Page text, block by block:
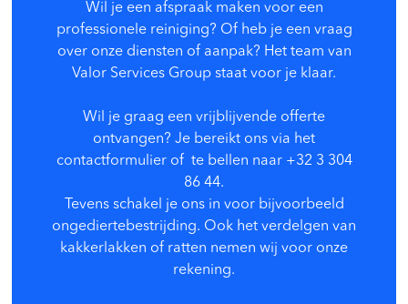
Wil je een afspraak maken voor een
professionele reiniging? Of heb je een vraag
over onze diensten of aanpak? Het team van
Valor Services Group staat voor je klaar.
Wil je graag een vrijblijvende offerte
ontvangen? Je bereikt ons via het
contactformulier of te bellen naar +32 3 304
86 44.
Tevens schakel je ons in voor bijvoorbeeld
ongediertebestrijding. Ook het verdelgen van
kakkerlakken of ratten nemen wij voor onze
rekening.